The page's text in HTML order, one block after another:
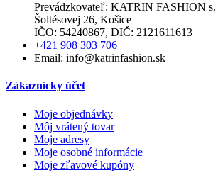
Prevádzkovateľ: KATRIN FASHION s.
Šoltésovej 26, Košice
IČO: 54240867, DIČ: 2121611613
+421 908 303 706
Email: info@katrinfashion.sk
Zákaznícky účet
Moje objednávky
Môj vrátený tovar
Moje adresy
Moje osobné informácie
Moje zľavové kupóny